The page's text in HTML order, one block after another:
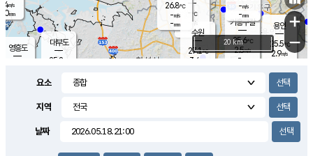
m/s
mm
영흥도
용인
25.5℃
2.9m/s
2.6m/s
대부도
25.8
14.5
- ℃
m/s
mm
기흥구갈
25.6℃
2.5m/s
-
26.8℃
-m/s
-mm
-m/s
-mm
수원
27.1℃
3.4 m/s
+
−
20 km
요소
지역
날짜